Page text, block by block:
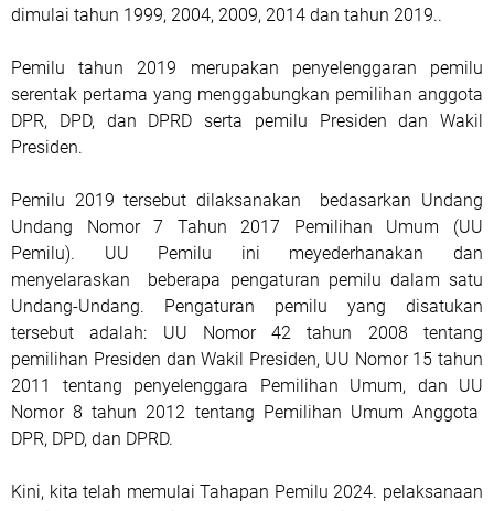
dimulai tahun 1999, 2004, 2009, 2014 dan tahun 2019..
Pemilu tahun 2019 merupakan penyelenggaran pemilu
serentak pertama yang menggabungkan pemilihan anggota
DPR, DPD, dan DPRD serta pemilu Presiden dan Wakil
Presiden.
Pemilu 2019 tersebut dilaksanakan bedasarkan Undang
Undang Nomor 7 Tahun 2017 Pemilihan Umum (UU
Pemilu). UU Pemilu ini meyederhanakan dan
menyelaraskan beberapa pengaturan pemilu dalam satu
Undang-Undang. Pengaturan pemilu yang disatukan
tersebut adalah: UU Nomor 42 tahun 2008 tentang
pemilihan Presiden dan Wakil Presiden, UU Nomor 15 tahun
2011 tentang penyelenggara Pemilihan Umum, dan UU
Nomor 8 tahun 2012 tentang Pemilihan Umum Anggota
DPR, DPD, dan DPRD.
Kini, kita telah memulai Tahapan Pemilu 2024. pelaksanaan